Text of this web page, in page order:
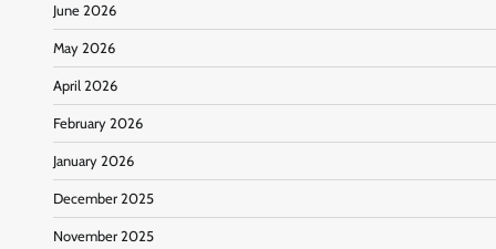
June 2026
May 2026
April 2026
February 2026
January 2026
December 2025
November 2025